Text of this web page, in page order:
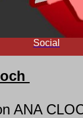
Social
ANA